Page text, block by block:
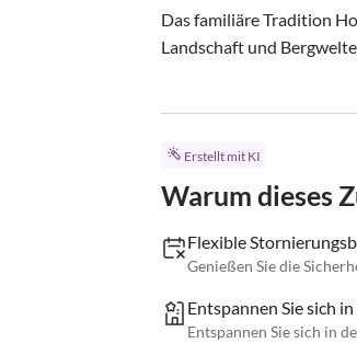
Das familiäre Tradition
Landschaft und
Erstellt mit KI
Warum dieses
Flexible
Genießen Sie die
Entspannen Sie sich
Entspannen Sie sich in